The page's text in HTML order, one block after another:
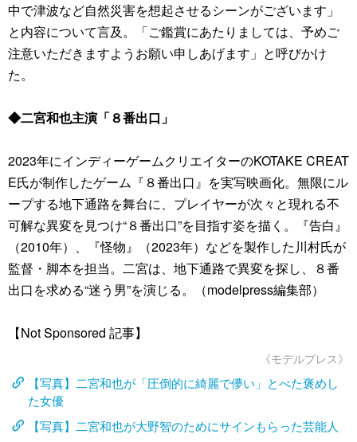
中で津波など自然災害を想起させるシーンがございます」
と内容について言及。「ご鑑賞にあたりましては、予めご
注意いただきますようお願い申しあげます」と呼びかけ
た。
◆二宮和也主演「８番出口」
2023年にインディーゲームクリエイターのKOTAKE CREAT
E氏が制作したゲーム『８番出口』を実写映画化。無限にル
ープする地下通路を舞台に、プレイヤーが次々と現れる不
可解な異変を見つけ“８番出口”を目指す姿を描く。『告白』
（2010年）、『怪物』（2023年）などを製作した川村氏が
監督・脚本を担当。二宮は、地下通路で異変を探し、８番
出口を求める“迷う男”を演じる。（modelpress編集部）
【Not Sponsored 記事】
《モデルプレス》
【写真】二宮和也が「圧倒的に綺麗で儚い」とべた褒めし
た女優
【写真】二宮和也が大野智のためにサインもらった芸能人